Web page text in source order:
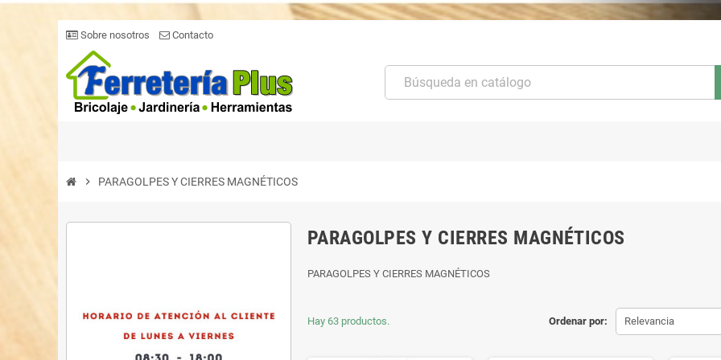
Sobre nosotros Contacto
chevron_right PARAGOLPES Y CIERRES MAGNÉTICOS
PARAGOLPES Y CIERRES MAGNÉTICOS
PARAGOLPES Y CIERRES MAGNÉTICOS
Ordenar por: Relevancia
Hay 63 productos.